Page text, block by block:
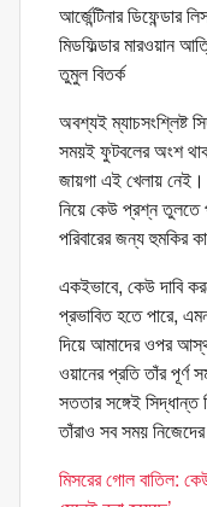
আর্জেন্টিনার ডিফেন্ডার
মিডফিল্ডার মারওয়ান
তুমুল বিতর্ক
অবশ্যই ম্যাচসংশ্লিষ্ট
সময়ই ফুটবলের অংশ
জায়গা এই খেলায় নেই।
নিয়ে কেউ প্রশ্ন তুলতে
পরিবারের জন্য হুমকির
একইভাবে, কেউ দাবি
প্রভাবিত হতে পারে,
দিয়ে আমাদের ওপর
ওয়ানের প্রতি তাঁর পূর্ণ
সততার সঙ্গেই
তাঁরাও সব সময় নিজেদের
মিসরের গোল বাতিল: